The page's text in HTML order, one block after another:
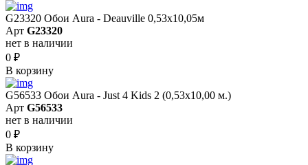
G23320 Обои Aura - Deauville 0,53х10,05м
Арт G23320
нет в наличии
0 ₽
В корзину
G56533 Обои Aura - Just 4 Kids 2 (0,53х10,00 м.)
Арт G56533
нет в наличии
0 ₽
В корзину